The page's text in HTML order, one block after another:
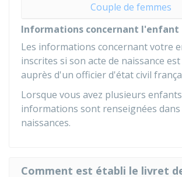
Couple de femmes
Informations concernant l'enfant
Les informations concernant votre
inscrites si son acte de naissance
auprès d'un officier d'état civil
Lorsque vous avez plusieurs
informations sont renseignées
naissances.
Comment est établi le livret